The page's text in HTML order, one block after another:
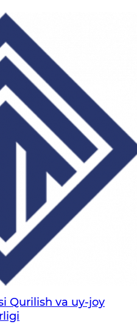
Qurilish va uy-joy